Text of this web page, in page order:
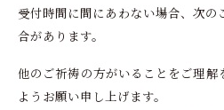
受付時間に間にあわない場合、次
合があります。
他のご祈祷の方がいることをご理解
ようお願い申し上げます。